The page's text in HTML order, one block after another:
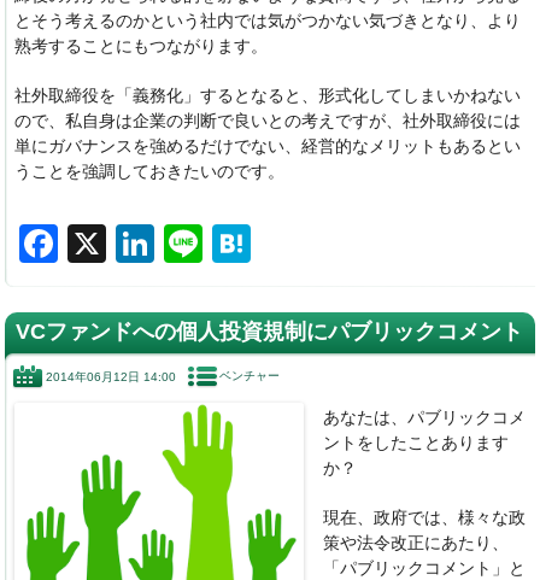
とそう考えるのかという社内では気がつかない気づきとなり、より
熟考することにもつながります。
社外取締役を「義務化」するとなると、形式化してしまいかねない
ので、私自身は企業の判断で良いとの考えですが、社外取締役には
単にガバナンスを強めるだけでない、経営的なメリットもあるとい
うことを強調しておきたいのです。
F
c
e
k
X
Li
k
e
Li
e
e
n
VCファンドへの個人投資規制にパブリックコメント
2014年06月12日 14:00 ベンチャー
あなたは、パブリックコメ
ントをしたことあります
か？
現在、政府では、様々な政
策や法令改正にあたり、
「パブリックコメント」と